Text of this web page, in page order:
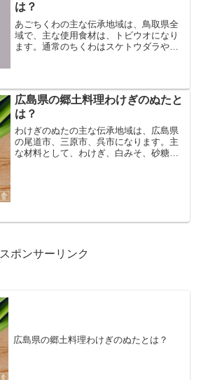
は？
あごちくわの主な伝承地域は、鳥取県全
域で、主な使用食材は、トビウオになり
ます。通常のちくわはスケトウダラやサ
「アゴ」と呼ぶため、この魚...
広島県の郷土料理わけぎのぬたと
は？
わけぎのぬたの主な伝承地域は、広島県
の尾道市、三原市、呉市になります。主
な材料として、わけぎ、白みそ、砂糖、
スポンサーリンク
広島県の郷土料理わけぎのぬたとは？